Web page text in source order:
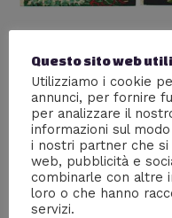
Lascia un commento /
Il mito di Susanoo no
shintoismo.
Questo sito web
Utilizziamo i cookie
annunci, per fornire
per analizzare il
informazioni sul
i nostri partner che si
web, pubblicità e
combinarle con altre
loro o che hanno
servizi.